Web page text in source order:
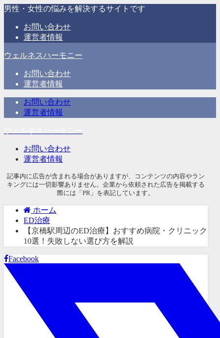
男性・女性の悩みを解決するサイトです
お問い合わせ
運営者情報
ウェルネスハーモニー
お問い合わせ
運営者情報
お問い合わせ
運営者情報
お問い合わせ
運営者情報
記事内に広告が含まれる場合がありますが、コンテンツの内容やラン
キングには一切影響ありません。企業から依頼された広告を掲載する
際には「PR」を表記しています。
ホーム
ED治療
【京橋駅周辺のED治療】おすすめ病院・クリニック
10選！失敗しない選び方を解説
Facebook